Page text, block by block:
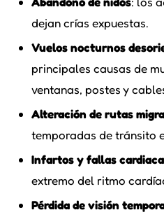
dejan crías expuestas.
Vuelos nocturnos
principales causas de
ventanas, postes y
Alteración de rutas
temporadas de tránsito
Infartos y fallas
extremo del ritmo
Pérdida de visión